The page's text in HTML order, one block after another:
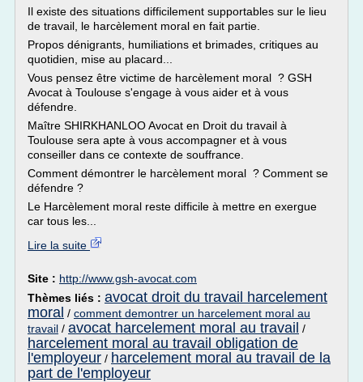
Il existe des situations difficilement supportables sur le lieu
de travail, le harcèlement moral en fait partie.
Propos dénigrants, humiliations et brimades, critiques au
quotidien, mise au placard...
Vous pensez être victime de harcèlement moral ? GSH
Avocat à Toulouse s'engage à vous aider et à vous
défendre.
Maître SHIRKHANLOO Avocat en Droit du travail à
Toulouse sera apte à vous accompagner et à vous
conseiller dans ce contexte de souffrance.
Comment démontrer le harcèlement moral ? Comment se
défendre ?
Le Harcèlement moral reste difficile à mettre en exergue
car tous les...
Lire la suite
Site : http://www.gsh-avocat.com
Thèmes liés : avocat droit du travail harcelement
moral / comment demontrer un harcelement moral au
travail / avocat harcelement moral au travail /
harcelement moral au travail obligation de
l'employeur / harcelement moral au travail de la
part de l'employeur